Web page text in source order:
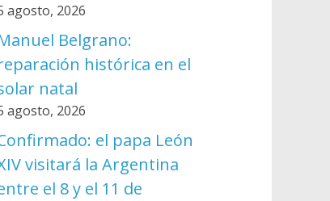
agosto, 2026
Belgrano:
histórica en el
natal
agosto, 2026
el papa León
visitará la Argentina
el 8 y el 11 de